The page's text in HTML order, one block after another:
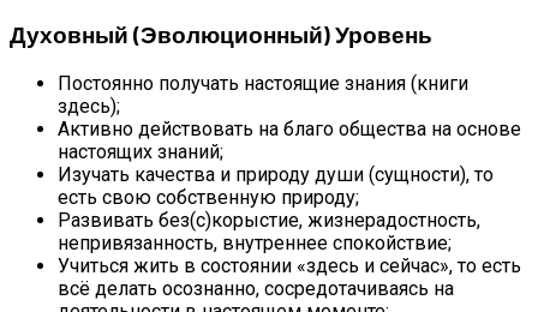
Духовный (эволюционный) Уровень
Постоянно получать настоящие знания (книги
здесь);
Активно действовать на благо общества на основе
настоящих знаний;
Изучать качества и природу души (сущности), то
есть свою собственную природу;
Развивать без(с)корыстие, жизнерадостность,
непривязанность, внутреннее спокойствие;
Учиться жить в состоянии «здесь и сейчас», то есть
всё делать осознанно, сосредотачиваясь на